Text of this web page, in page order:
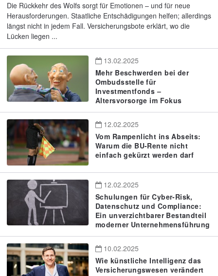
Die Rückkehr des Wolfs sorgt für Emotionen – und für neue
Herausforderungen. Staatliche Entschädigungen helfen; allerdings
längst nicht in jedem Fall. Versicherungsbote erklärt, wo die
Lücken liegen ...
13.02.2025
Mehr Beschwerden bei der
Ombudsstelle für
Investmentfonds –
Altersvorsorge im Fokus
12.02.2025
Vom Rampenlicht ins Abseits:
Warum die BU-Rente nicht
einfach gekürzt werden darf
12.02.2025
Schulungen für Cyber-Risk,
Datenschutz und Compliance:
Ein unverzichtbarer Bestandteil
moderner Unternehmensführung
10.02.2025
Wie künstliche Intelligenz das
Versicherungswesen verändert